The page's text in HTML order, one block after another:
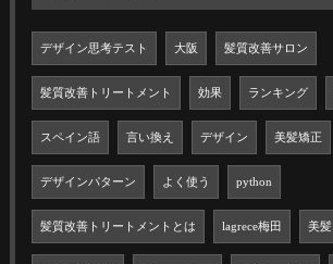
デザイン思考テスト 大阪 髪質改善サロン
髪質改善トリートメント 効果 ランキング
スペイン語 言い換え デザイン 美髪矯正
デザインパターン よく使う python
髪質改善トリートメントとは lagrece梅田 美髪